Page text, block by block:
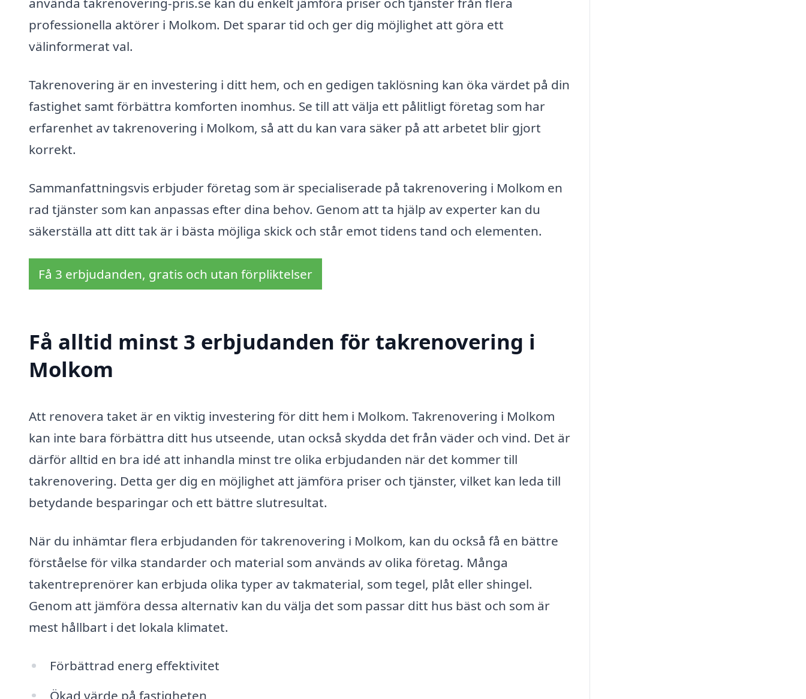
professionella aktörer i Molkom. Det sparar tid och ger dig möjlighet att göra ett
välinformerat val.
Takrenovering är en investering i ditt hem, och en gedigen taklösning kan öka värdet på din
fastighet samt förbättra komforten inomhus. Se till att välja ett pålitligt företag som har
erfarenhet av takrenovering i Molkom, så att du kan vara säker på att arbetet blir gjort
korrekt.
Sammanfattningsvis erbjuder företag som är specialiserade på takrenovering i Molkom en
rad tjänster som kan anpassas efter dina behov. Genom att ta hjälp av experter kan du
säkerställa att ditt tak är i bästa möjliga skick och står emot tidens tand och elementen.
Få 3 erbjudanden, gratis och utan förpliktelser
Få alltid minst 3 erbjudanden för takrenovering i
Molkom
Att renovera taket är en viktig investering för ditt hem i Molkom. Takrenovering i Molkom
kan inte bara förbättra ditt hus utseende, utan också skydda det från väder och vind. Det är
därför alltid en bra idé att inhandla minst tre olika erbjudanden när det kommer till
takrenovering. Detta ger dig en möjlighet att jämföra priser och tjänster, vilket kan leda till
betydande besparingar och ett bättre slutresultat.
När du inhämtar flera erbjudanden för takrenovering i Molkom, kan du också få en bättre
förståelse för vilka standarder och material som används av olika företag. Många
takentreprenörer kan erbjuda olika typer av takmaterial, som tegel, plåt eller shingel.
Genom att jämföra dessa alternativ kan du välja det som passar ditt hus bäst och som är
mest hållbart i det lokala klimatet.
Förbättrad energ effektivitet
Ökad värde på fastigheten